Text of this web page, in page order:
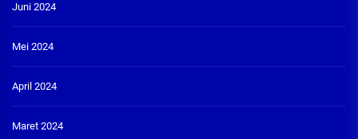
Juni 2024
Mei 2024
April 2024
Maret 2024